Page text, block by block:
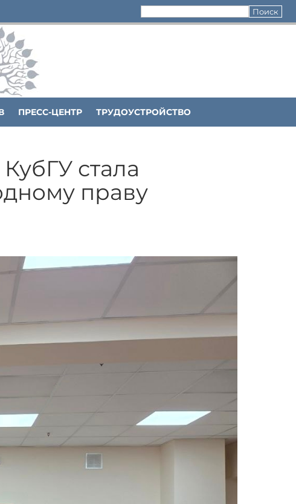
ПРЕСС-ЦЕНТР ТРУДОУСТРОЙСТВО
стала
праву